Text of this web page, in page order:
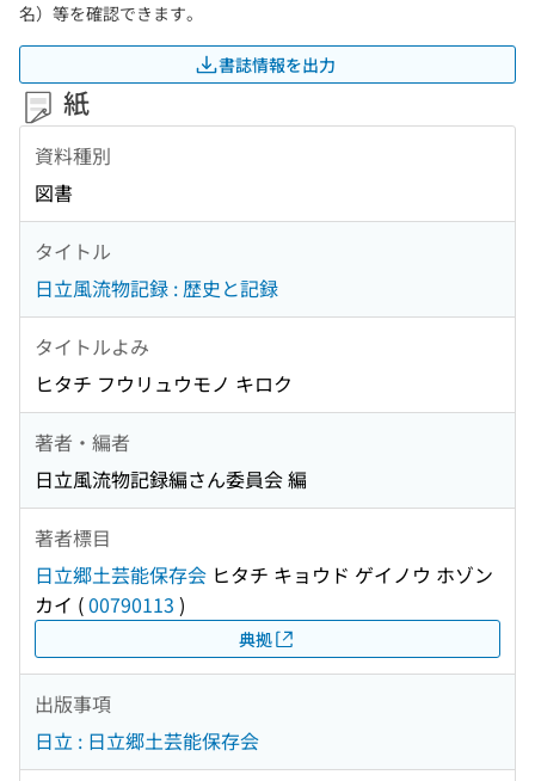
名）等を確認できます。
書誌情報を出力
紙
資料種別
図書
タイトル
日立風流物記録 : 歴史と記録
タイトルよみ
ヒタチ フウリュウモノ キロク
著者・編者
日立風流物記録編さん委員会 編
著者標目
日立郷土芸能保存会 ヒタチ キョウド ゲイノウ ホゾン
カイ (00790113 )
典拠
出版事項
日立 : 日立郷土芸能保存会